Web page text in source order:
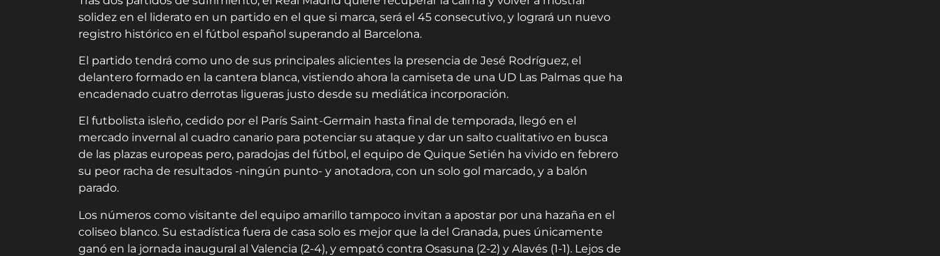
solidez en el liderato en un partido en el que si marca, será el 45 consecutivo, y logrará un nuevo
registro histórico en el fútbol español superando al Barcelona.
El partido tendrá como uno de sus principales alicientes la presencia de Jesé Rodríguez, el
delantero formado en la cantera blanca, vistiendo ahora la camiseta de una UD Las Palmas que ha
encadenado cuatro derrotas ligueras justo desde su mediática incorporación.
El futbolista isleño, cedido por el París Saint-Germain hasta final de temporada, llegó en el
mercado invernal al cuadro canario para potenciar su ataque y dar un salto cualitativo en busca
de las plazas europeas pero, paradojas del fútbol, el equipo de Quique Setién ha vivido en febrero
su peor racha de resultados -ningún punto- y anotadora, con un solo gol marcado, y a balón
parado.
Los números como visitante del equipo amarillo tampoco invitan a apostar por una hazaña en el
coliseo blanco. Su estadística fuera de casa solo es mejor que la del Granada, pues únicamente
ganó en la jornada inaugural al Valencia (2-4), y empató contra Osasuna (2-2) y Alavés (1-1). Lejos de